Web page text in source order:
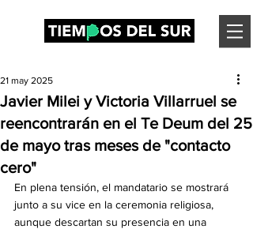
Javier Milei y Victoria Villarruel se
reencontrarán en el Te Deum del 25
de mayo tras meses de "contacto
cero"
21 may 2025
En plena tensión, el mandatario se mostrará
junto a su vice en la ceremonia religiosa,
aunque descartan su presencia en una